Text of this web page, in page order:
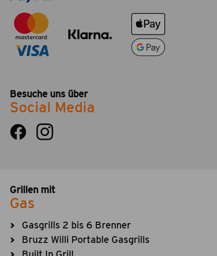
Besuche uns über
Social Media
Grillen mit
Gas
Gasgrills 2 bis 6 Brenner
Bruzz Willi Portable Gasgrills